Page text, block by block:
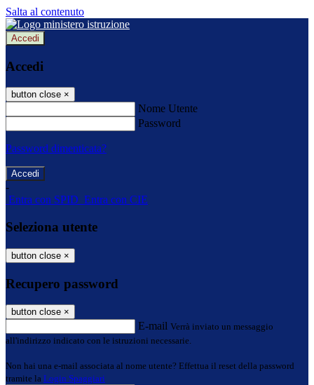
Salta al contenuto
Accedi
Accedi
button close ×
Nome Utente
Password
Password dimenticata?
-
Entra con SPID Entra con CIE
Seleziona utente
button close ×
Recupero password
button close ×
E-mail Verrà inviato un messaggio
all'indirizzo indicato con le istruzioni necessarie.
Non hai una e-mail associata al nome utente? Effettua il reset della password
tramite la Login Spaggiari